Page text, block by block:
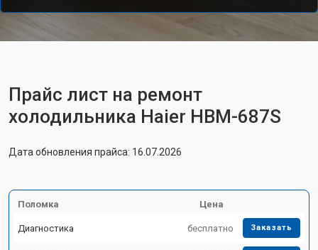
Прайс лист на ремонт
холодильника Haier HBM-687S
Дата обновления прайса: 16.07.2026
Поломка Цена
Диагностика бесплатно Заказать